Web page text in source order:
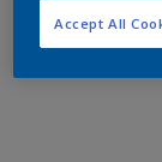
Accept All